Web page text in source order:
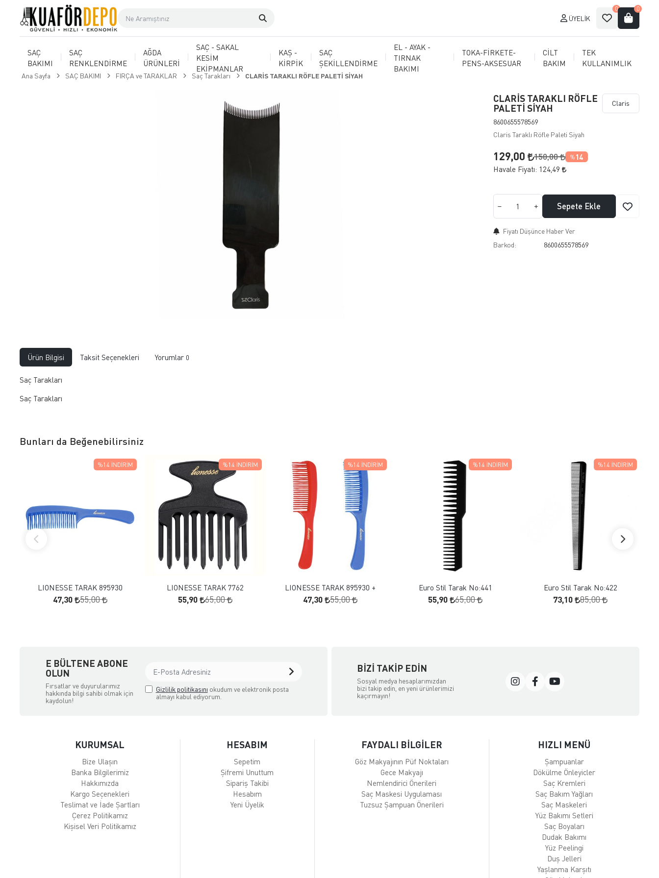
ÜYELIK
0 0
SAÇ
BAKIMI
SAÇ
RENKLENDİRME
AĞDA
ÜRÜNLERİ
SAÇ - SAKAL
KESİM
EKİPMANLAR
KAŞ -
KİRPİK
SAÇ
ŞEKİLLENDİRME
EL - AYAK -
TIRNAK
BAKIMI
TOKA-FİRKETE-
PENS-AKSESUAR
CİLT
BAKIM
TEK
KULLANIMLIK
Ana Sayfa SAÇ BAKIMI FIRÇA ve TARAKLAR ​Saç Tarakları CLARİS TARAKLI RÖFLE PALETİ SİYAH
CLARİS TARAKLI RÖFLE
PALETİ SİYAH
8600655578569
Claris
Claris Taraklı Röfle Paleti Siyah
129,00 150,00 % 14
Havale Fiyatı: 124,49
Sepete Ekle
Fiyatı Düşünce Haber Ver
Barkod:
8600655578569
Ürün Bilgisi Taksit Seçenekleri Yorumlar 0
Saç Tarakları
​Saç Tarakları
Bunları da Beğenebilirsiniz
LIONESSE TARAK 895930
47,30 55,00
%14 İNDIRIM
FAVORILERE EKLE
SEPETE EKLE
LIONESSE TARAK 7762
55,90 65,00
%14 İNDIRIM
FAVORILERE EKLE
SEPETE EKLE
LIONESSE TARAK 895930 +
47,30 55,00
%14 İNDIRIM
FAVORILERE EKLE
SEPETE EKLE
Euro Stil Tarak No:441
55,90 65,00
%14 İNDIRIM
FAVORILERE EKLE
SEPETE EKLE
Euro Stil Tarak No:422
73,10 85,00
%14 İNDIRIM
E BÜLTENE ABONE
OLUN
Fırsatlar ve duyurularımız
hakkında bilgi sahibi olmak için
kaydolun!
Gizlilik politikasını okudum ve elektronik posta
almayı kabul ediyorum.
BIZI TAKIP EDIN
Sosyal medya hesaplarımızdan
bizi takip edin, en yeni ürünlerimizi
kaçırmayın!
KURUMSAL
Bize Ulaşın
Banka Bilgilerimiz
Hakkımızda
Kargo Seçenekleri
Teslimat ve İade Şartları
Çerez Politikamız
Kişisel Veri Politikamız
HESABIM
Sepetim
Şifremi Unuttum
Sipariş Takibi
Hesabım
Yeni Üyelik
FAYDALI BİLGİLER
Göz Makyajının Püf Noktaları
Gece Makyajı
Nemlendirici Önerileri
Saç Maskesi Uygulaması
Tuzsuz Şampuan Önerileri
HIZLI MENÜ
Şampuanlar
Dökülme Önleyicler
Saç Kremleri
Saç Bakım Yağları
Saç Maskeleri
Yüz Bakımı Setleri
Saç Boyaları
Dudak Bakımı
Yüz Peelingi
Duş Jelleri
Yaşlanma Karşıtı